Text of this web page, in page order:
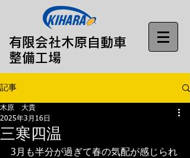
​有限会社木原自動車
整備工場
記事
三寒四温
木原 大貴
2025年3月16日
3月も半分が過ぎて春の気配が感じられ